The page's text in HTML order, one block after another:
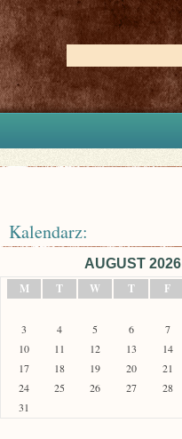
Kalendarz:
AUGUST 2026
M
T W T F
3
4 5 6 7
10
11 12 13 14
17
18 19 20 21
24
25 26 27 28
31